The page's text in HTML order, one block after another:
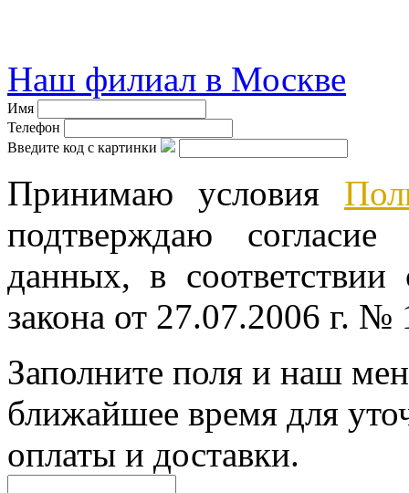
Наш филиал в Москве
Имя
Телефон
Введите код с картинки
Принимаю условия
подтверждаю
данных, в соответствии
закона от 27.07.2006 г.
Заполните поля и наш
ближайшее время для
оплаты и доставки.